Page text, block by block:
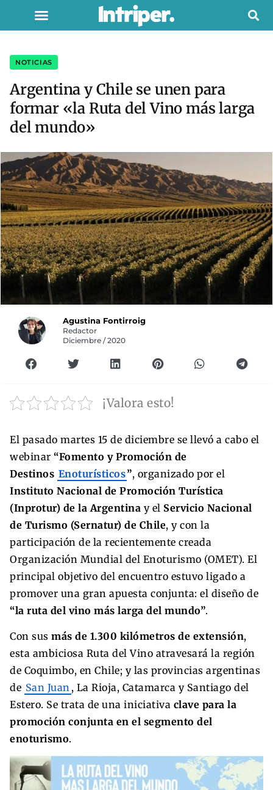
NOTICIAS
Argentina y Chile se unen para
formar «la Ruta del Vino más larga
del mundo»
Agustina Fontirroig
Redactor
Diciembre / 2020
¡Valora esto!
El pasado martes 15 de diciembre se llevó a cabo el
webinar “Fomento y Promoción de
Destinos Enoturísticos”, organizado por el
Instituto Nacional de Promoción Turística
(Inprotur) de la Argentina y el Servicio Nacional
de Turismo (Sernatur) de Chile, y con la
participación de la recientemente creada
Organización Mundial del Enoturismo (OMET). El
principal objetivo del encuentro estuvo ligado a
promover una gran apuesta conjunta: el diseño de
“la ruta del vino más larga del mundo”.
Con sus más de 1.300 kilómetros de extensión,
esta ambiciosa Ruta del Vino atravesará la región
de Coquimbo, en Chile; y las provincias argentinas
de San Juan , La Rioja, Catamarca y Santiago del
Estero. Se trata de una iniciativa clave para la
promoción conjunta en el segmento del
enoturismo.